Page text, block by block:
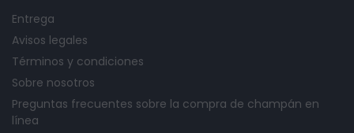
Entrega
Avisos legales
Términos y condiciones
Sobre nosotros
Preguntas frecuentes sobre la compra de champán en
línea